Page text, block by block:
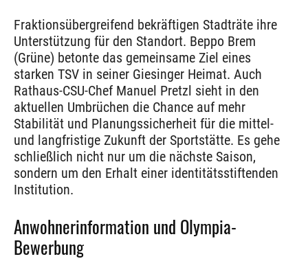
Fraktionsübergreifend bekräftigen Stadträte ihre
Unterstützung für den Standort. Beppo Brem
(Grüne) betonte das gemeinsame Ziel eines
starken TSV in seiner Giesinger Heimat. Auch
Rathaus-CSU-Chef Manuel Pretzl sieht in den
aktuellen Umbrüchen die Chance auf mehr
Stabilität und Planungssicherheit für die mittel-
und langfristige Zukunft der Sportstätte. Es gehe
schließlich nicht nur um die nächste Saison,
sondern um den Erhalt einer identitätsstiftenden
Institution.
Anwohnerinformation und Olympia-
Bewerbung